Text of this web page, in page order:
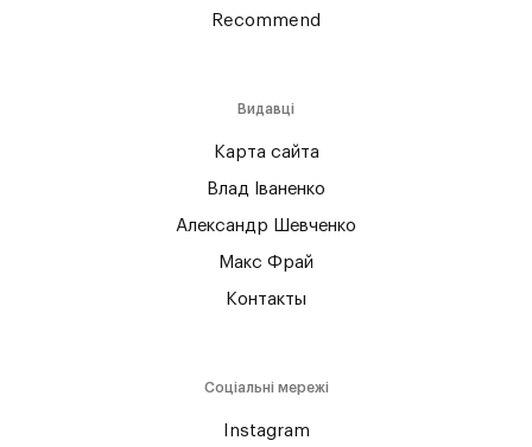
Recommend
Видавці
Карта сайта
Влад Іваненко
Александр Шевченко
Макс Фрай
Контакты
Соціальні мережі
Instagram